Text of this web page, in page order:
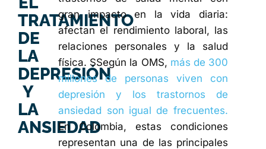
TRATAMIENTO
DE
LA
DEPRESIÓN
Y
LA
ANSIEDAD
gran impacto en la vida diaria:
afectan el rendimiento laboral, las
relaciones personales y la salud
física. SSegún la OMS, más de 300
millones de personas viven con
depresión y los trastornos de
ansiedad son igual de frecuentes.
En Colombia, estas condiciones
representan una de las principales